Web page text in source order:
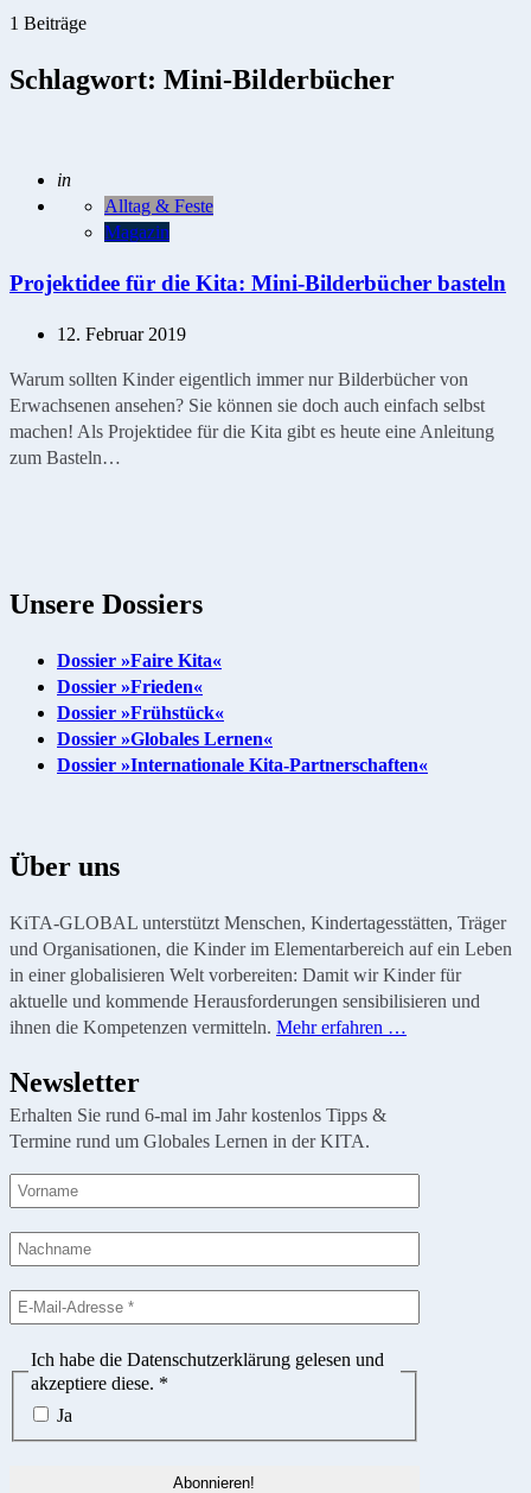
1 Beiträge
Schlagwort: Mini-Bilderbücher
Geschrieben
in
Alltag & Feste
Magazin
Projektidee für die Kita: Mini-Bilderbücher basteln
12. Februar 2019
Warum sollten Kinder eigentlich immer nur Bilderbücher von
Erwachsenen ansehen? Sie können sie doch auch einfach selbst
machen! Als Projektidee für die Kita gibt es heute eine Anleitung
zum Basteln…
Unsere Dossiers
Dossier »Faire Kita«
Dossier »Frieden«
Dossier »Frühstück«
Dossier »Globales Lernen«
Dossier »Internationale Kita-Partnerschaften«
Über uns
KiTA-GLOBAL unterstützt Menschen, Kindertagesstätten, Träger
und Organisationen, die Kinder im Elementarbereich auf ein Leben
in einer globalisieren Welt vorbereiten: Damit wir Kinder für
aktuelle und kommende Herausforderungen sensibilisieren und
ihnen die Kompetenzen vermitteln. Mehr erfahren …
Newsletter
Erhalten Sie rund 6-mal im Jahr kostenlos Tipps &
Termine rund um Globales Lernen in der KITA.
Ich habe die Datenschutzerklärung gelesen und
akzeptiere diese. *
Ja